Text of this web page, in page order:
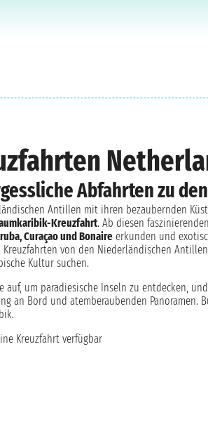
Abfahrten zu
Antillen mit ihren bezaubernden
Kreuzfahrt. Ab diesen
Curaçao und Bonaire erkunden und
Kreuzfahrten von den Niederländischen
Kultur suchen.
auf, um paradiesische Inseln zu entdecken,
an Bord und atemberaubenden Panoramen.
Kreuzfahrt verfügbar